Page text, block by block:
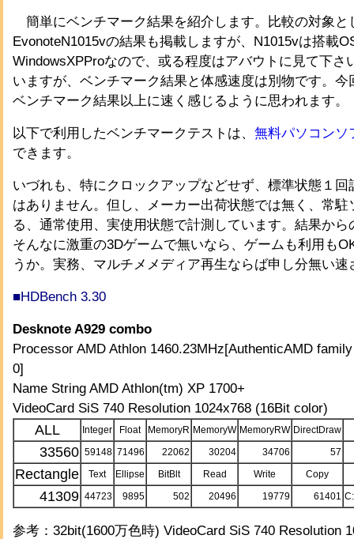
簡単にベンチマーク結果を紹介します。比較の対象と
EvonoteN1015vの結果も掲載しますが、N1015vは搭載
WindowsXPProなので、或る程度はアバウトに見て下さ
いますが、ベンチマーク結果と体感速度は別物です。今
ベンチマーク結果以上に速く感じるように思われます。
以下で利用したベンチマークテストは、 無料パソコンソ
できます。
いづれも、特にクロックアップなどせず、標準状態１回
はありません。但し、メーカー出荷状態では無く、常駐
る、通常使用、実使用状態で計測しています。結果から
そんなに激重の3Dゲームで無いなら、ゲームも利用も
うか。実務、マルチメメディア再生ならば申し分無い速
■HDBench 3.30
Desknote A929 combo
Processor AMD Athlon 1460.23MHz[AuthenticAMD
0]
Name String AMD Athlon(tm) XP 1700+
VideoCard SiS 740 Resolution 1024x768 (16Bit color)
ALL
Integer Float MemoryR MemoryW MemoryRW DirectDraw
33560 59148 71496 22062 30204 34706 57
Rectangle Text Ellipse BitBlt Read Write Copy
41309 44723 9895 502 20496 19779 61401
参考：32bit(1600万色時) VideoCard SiS 740 Resolution